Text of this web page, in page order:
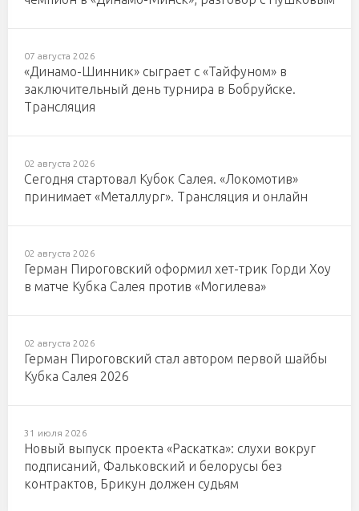
07 августа 2026
«Динамо-Шинник» сыграет с «Тайфуном» в
заключительный день турнира в Бобруйске.
Трансляция
02 августа 2026
Сегодня стартовал Кубок Салея. «Локомотив»
принимает «Металлург». Трансляция и онлайн
02 августа 2026
Герман Пироговский оформил хет-трик Горди Хоу
в матче Кубка Салея против «Могилева»
02 августа 2026
Герман Пироговский стал автором первой шайбы
Кубка Салея 2026
31 июля 2026
Новый выпуск проекта «Раскатка»: слухи вокруг
подписаний, Фальковский и белорусы без
контрактов, Брикун должен судьям